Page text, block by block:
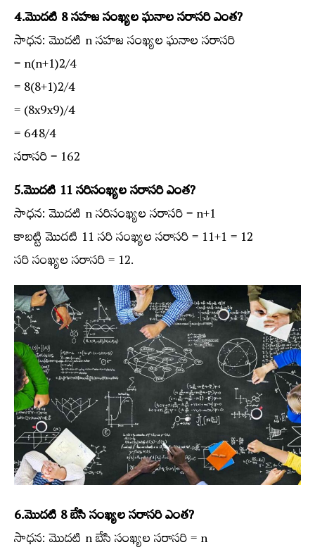
4.మొదటి 8 సహజ సంఖ్యల ఘనాల సరాసరి ఎంత?
సాధన: మొదటి n సహజ సంఖ్యల ఘనాల సరాసరి
= n(n+1)2/4
= 8(8+1)2/4
= (8x9x9)/4
= 648/4
సరాసరి = 162
5.మొదటి 11 సరిసంఖ్యల సరాసరి ఎంత?
సాధన: మొదటి n సరిసంఖ్యల సరాసరి = n+1
కాబట్టి మొదటి 11 సరి సంఖ్యల సరాసరి = 11+1 = 12
సరి సంఖ్యల సరాసరి = 12.
6.మొదటి 8 బేసి సంఖ్యల సరాసరి ఎంత?
సాధన: మొదటి n బేసి సంఖ్యల సరాసరి = n